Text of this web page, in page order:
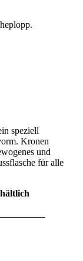
speziell
Kronen
und
für alle